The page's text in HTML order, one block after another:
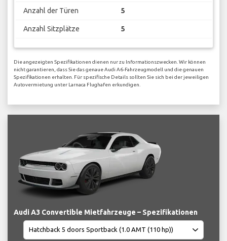
Anzahl der Türen 5
Anzahl Sitzplätze 5
Die angezeigten Spezifikationen dienen nur zu Informationszwecken. Wir können
nicht garantieren, dass Sie das genaue Audi A6-Fahrzeugmodell und die genauen
Spezifikationen erhalten. Für spezifische Details sollten Sie sich bei der jeweiligen
Autovermietung unter Larnaca Flughafen erkundigen.
Audi A3 Convertible Mietfahrzeuge – Spezifikationen